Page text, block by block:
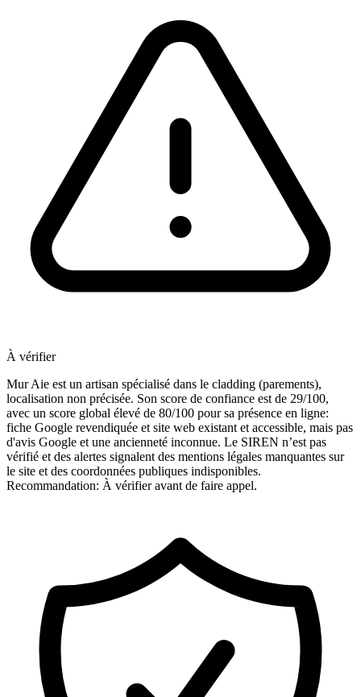
À vérifier
Mur Aie est un artisan spécialisé dans le cladding (parements),
localisation non précisée. Son score de confiance est de 29/100,
avec un score global élevé de 80/100 pour sa présence en ligne:
fiche Google revendiquée et site web existant et accessible, mais pas
d'avis Google et une ancienneté inconnue. Le SIREN n’est pas
vérifié et des alertes signalent des mentions légales manquantes sur
le site et des coordonnées publiques indisponibles.
Recommandation: À vérifier avant de faire appel.